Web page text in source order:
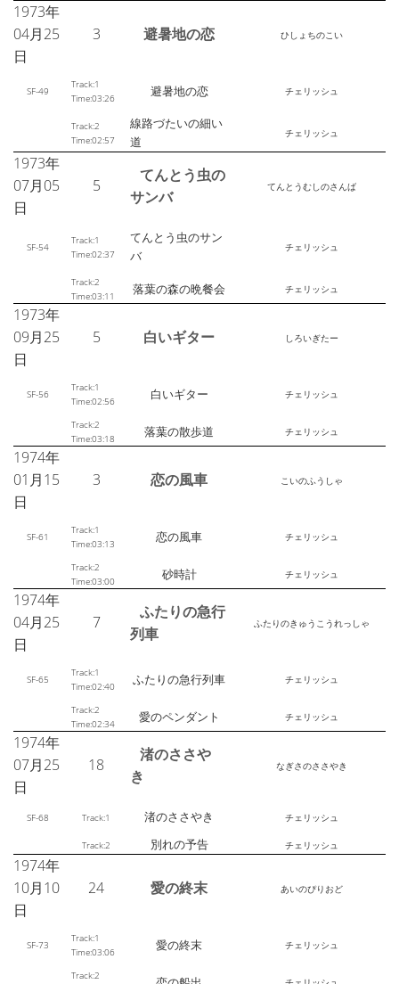
1973年
04月25
日
3 避暑地の恋 ひしょちのこい
SF-49
Track:1
Time:03:26
避暑地の恋 チェリッシュ
Track:2
Time:02:57
線路づたいの細い
道
チェリッシュ
1973年
07月05
日
5
てんとう虫の
サンバ
てんとうむしのさんば
SF-54
Track:1
Time:02:37
てんとう虫のサン
バ
チェリッシュ
Track:2
Time:03:11
落葉の森の晩餐会 チェリッシュ
1973年
09月25
日
5 白いギター しろいぎたー
SF-56
Track:1
Time:02:56
白いギター チェリッシュ
Track:2
Time:03:18
落葉の散歩道 チェリッシュ
1974年
01月15
日
3 恋の風車 こいのふうしゃ
SF-61
Track:1
Time:03:13
恋の風車 チェリッシュ
Track:2
Time:03:00
砂時計 チェリッシュ
1974年
04月25
日
7
ふたりの急行
列車
ふたりのきゅうこうれっしゃ
SF-65
Track:1
Time:02:40
ふたりの急行列車 チェリッシュ
Track:2
Time:02:34
愛のペンダント チェリッシュ
1974年
07月25
日
18
渚のささや
き
なぎさのささやき
SF-68 Track:1 渚のささやき チェリッシュ
Track:2 別れの予告 チェリッシュ
1974年
10月10
日
24 愛の終末 あいのぴりおど
SF-73
Track:1
Time:03:06
愛の終末 チェリッシュ
Track:2